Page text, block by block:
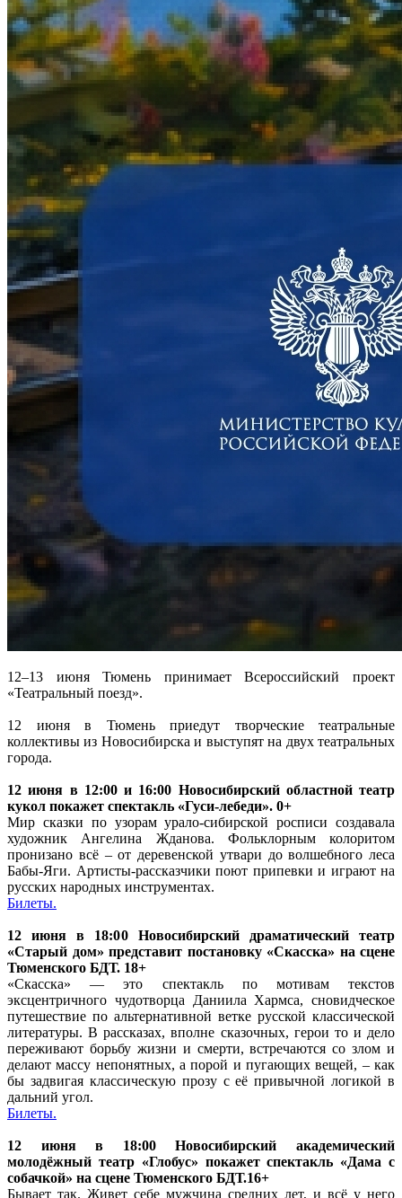
12–13 июня Тюмень принимает Всероссийский проект
«Театральный поезд».
12 июня в Тюмень приедут творческие театральные
коллективы из Новосибирска и выступят на двух театральных
города.
12 июня в 12:00 и 16:00 Новосибирский областной театр
кукол покажет спектакль «Гуси-лебеди». 0+
Мир сказки по узорам урало-сибирской росписи создавала
художник Ангелина Жданова. Фольклорным колоритом
пронизано всё ‒ от деревенской утвари до волшебного леса
Бабы-Яги. Артисты-рассказчики поют припевки и играют на
русских народных инструментах.
Билеты.
12 июня в 18:00 Новосибирский драматический театр
«Старый дом» представит постановку «Скасска» на сцене
Тюменского БДТ. 18+
«Скасска» — это спектакль по мотивам текстов
эксцентричного чудотворца Даниила Хармса, сновидческое
путешествие по альтернативной ветке русской классической
литературы. В рассказах, вполне сказочных, герои то и дело
переживают борьбу жизни и смерти, встречаются со злом и
делают массу непонятных, а порой и пугающих вещей, – как
бы задвигая классическую прозу с её привычной логикой в
дальний угол.
Билеты.
12 июня в 18:00 Новосибирский академический
молодёжный театр «Глобус» покажет спектакль «Дама с
собачкой» на сцене Тюменского БДТ.16+
Бывает так. Живет себе мужчина средних лет, и всё у него